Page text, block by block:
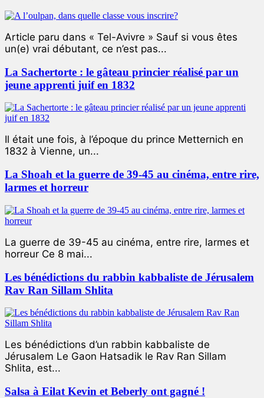
Article paru dans « Tel-Avivre » Sauf si vous êtes
un(e) vrai débutant, ce n’est pas...
La Sachertorte : le gâteau princier réalisé par un
jeune apprenti juif en 1832
Il était une fois, à l’époque du prince Metternich en
1832 à Vienne, un...
La Shoah et la guerre de 39-45 au cinéma, entre rire,
larmes et horreur
La guerre de 39-45 au cinéma, entre rire, larmes et
horreur Ce 8 mai...
Les bénédictions du rabbin kabbaliste de Jérusalem
Rav Ran Sillam Shlita
Les bénédictions d’un rabbin kabbaliste de
Jérusalem Le Gaon Hatsadik le Rav Ran Sillam
Shlita, est...
Salsa à Eilat Kevin et Beberly ont gagné !